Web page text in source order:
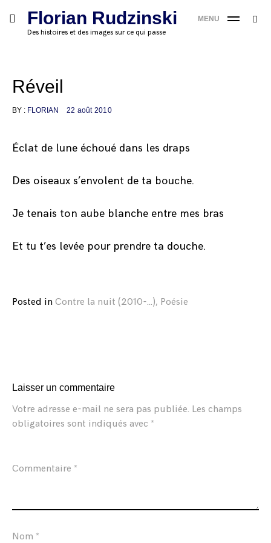
SkipFlorian Rudzinski
Des histoires et des images sur ce qui passe
toggle
open/close
MENU
Réveil
BY : FLORIAN 22 août 2010
Éclat de lune échoué dans les draps
Des oiseaux s’envolent de ta bouche.
Je tenais ton aube blanche entre mes bras
Et tu t’es levée pour prendre ta douche.
Posted in Contre la nuit (2010-...), Poésie
Laisser un commentaire
Votre adresse e-mail ne sera pas publiée. Les champs
obligatoires sont indiqués avec *
Commentaire *
Nom *